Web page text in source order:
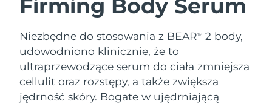
Firming Body Serum
Niezbędne do stosowania z BEARTM
2 body,
udowodniono klinicznie, że to
ultraprzewodzące serum do ciała zmniejsza
cellulit oraz rozstępy, a także zwiększa
jędrność skóry. Bogate w ujędrniającą